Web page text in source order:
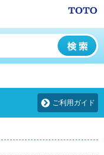
ご利用ガイド